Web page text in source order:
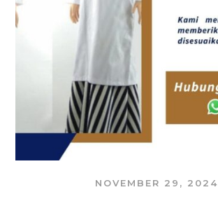
NOVEMBER 29, 2024